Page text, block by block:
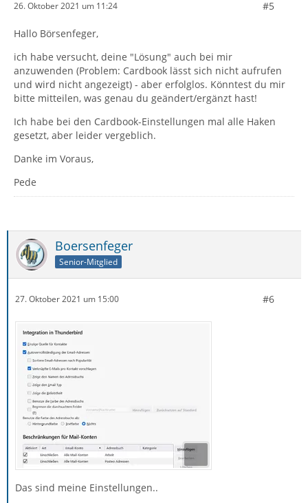
26. Oktober 2021 um 11:24 #5
Hallo Börsenfeger,
ich habe versucht, deine "Lösung" auch bei mir
anzuwenden (Problem: Cardbook lässt sich nicht aufrufen
und wird nicht angezeigt) - aber erfolglos. Könntest du mir
bitte mitteilen, was genau du geändert/ergänzt hast!
Ich habe bei den Cardbook-Einstellungen mal alle Haken
gesetzt, aber leider vergeblich.
Danke im Voraus,
Pede
Boersenfeger
Senior-Mitglied
27. Oktober 2021 um 15:00 #6
Das sind meine Einstellungen..